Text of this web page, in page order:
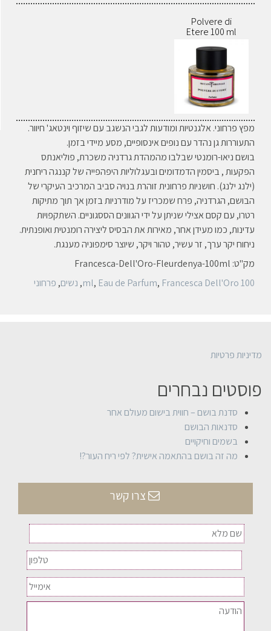
Polvere di
Etere 100 ml
מפץ פרחוני. אלגנטיות ומודעות לגבי הנשגב עם שיזוף וינטאג' חיוור.
התעוררות גן נהדר עם נופים אינסופיים, מסע מיידי בזמן.
בושם ניאו-רומנטי שבלבו מהמהדת גרדניה משכרת, פוליאנתס
הפקעות , ביסמין הדמדומים ובעגלוליות היפהפייה של קננגה ריחנית
(ילנג ילנג). חושניות פרחונית זוהרת בנויה סביב המרכיב העיקרי של
הבושם, הגרדניה, פרח שמכריז על מודרניות בזמן אך תוך מתיקות
רטרו, עם קסם אצילי שניתן על ידי הגוונים הססגוניים. השתקפויות
עדינות, כמו מעידן אחר, מאירות את הבסיס ליצירה רומנטית ואופנתית.
ניחוח יקר ערך, זר עשיר, טהור ויקר, שיוצר סימפוניה מענגת.
מק"ט: Francesca-Dell'Oro-Fleurdenya-100ml
100 ml
, Eau de Parfum, Francesca Dell'Oro
, נשים, פרחוני
מדיניות פרטיות
פוסטים נבחרים
סדנת בושם – חווית בישום מעולם אחר
סדנאות הבושם
בשמים וחיקויים
מה זה בושם בהתאמה אישית? לפי ריח העור?!
צרו קשר